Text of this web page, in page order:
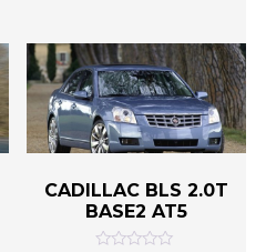
CADILLAC BLS 2.0T
BASE2 AT5